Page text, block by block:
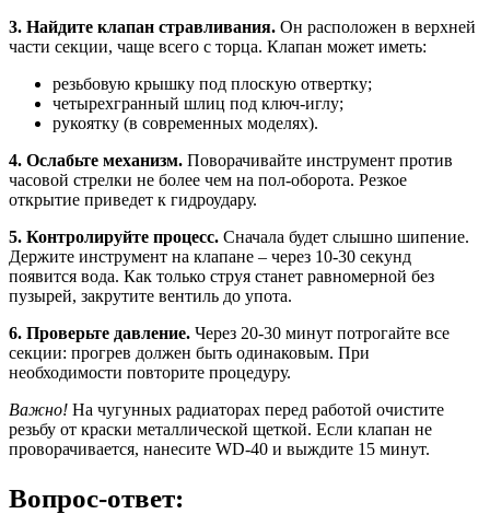
3. Найдите клапан стравливания. Он расположен в верхней
части секции, чаще всего с торца. Клапан может иметь:
резьбовую крышку под плоскую отвертку;
четырехгранный шлиц под ключ-иглу;
рукоятку (в современных моделях).
4. Ослабьте механизм. Поворачивайте инструмент против
часовой стрелки не более чем на пол-оборота. Резкое
открытие приведет к гидроудару.
5. Контролируйте процесс. Сначала будет слышно шипение.
Держите инструмент на клапане – через 10-30 секунд
появится вода. Как только струя станет равномерной без
пузырей, закрутите вентиль до упота.
6. Проверьте давление. Через 20-30 минут потрогайте все
секции: прогрев должен быть одинаковым. При
необходимости повторите процедуру.
Важно! На чугунных радиаторах перед работой очистите
резьбу от краски металлической щеткой. Если клапан не
проворачивается, нанесите WD-40 и выждите 15 минут.
Вопрос-ответ: